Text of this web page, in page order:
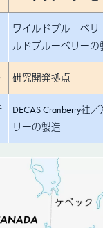
ワイルドブルーベ
ルドブルーベリーの
研究開発拠点
DECAS Cranberry社
リーの製造